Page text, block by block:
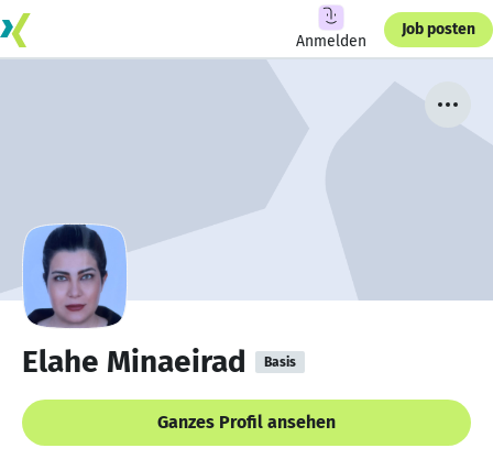
Anmelden
Job posten
Elahe Minaeirad Basis
Ganzes Profil ansehen